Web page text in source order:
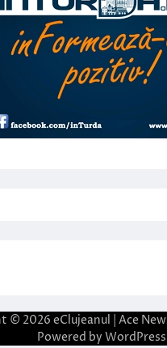
© 2026 eClujeanul | Ace
Powered by WordPress